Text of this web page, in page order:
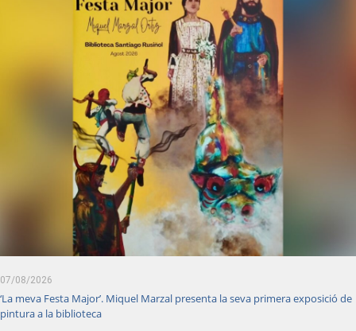
07/08/2026
‘La meva Festa Major’. Miquel Marzal presenta la seva primera exposició de
pintura a la biblioteca